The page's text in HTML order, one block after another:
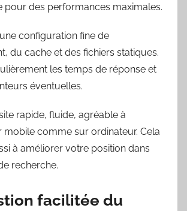
pour des performances maximales.
configuration fine de
du cache et des fichiers statiques.
les temps de réponse et
éventuelles.
rapide, fluide, agréable à
mobile comme sur ordinateur. Cela
à améliorer votre position dans
recherche.
facilitée du